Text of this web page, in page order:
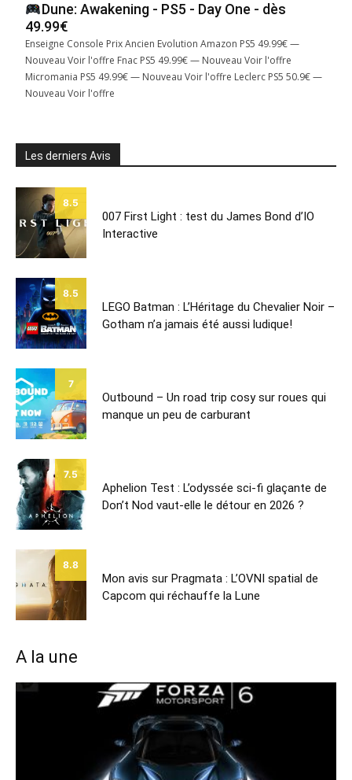
Dune: Awakening - PS5 - Day One - dès
49.99€
Enseigne Console Prix Ancien Evolution Amazon PS5 49.99€ —
Nouveau Voir l'offre Fnac PS5 49.99€ — Nouveau Voir l'offre
Micromania PS5 49.99€ — Nouveau Voir l'offre Leclerc PS5 50.9€ —
Nouveau Voir l'offre
Les derniers Avis
8.5
007 First Light : test du James Bond d’IO
Interactive
8.5
LEGO Batman : L’Héritage du Chevalier Noir –
Gotham n’a jamais été aussi ludique!
7
Outbound – Un road trip cosy sur roues qui
manque un peu de carburant
7.5
Aphelion Test : L’odyssée sci-fi glaçante de
Don’t Nod vaut-elle le détour en 2026 ?
8.8
Mon avis sur Pragmata : L’OVNI spatial de
Capcom qui réchauffe la Lune
A la une